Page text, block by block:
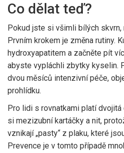
Co dělat teď?
Pokud jste si všimli bílých skvrn,
Prvním krokem je změna rutiny.
hydroxyapatitem a začněte pít
abyste vypláchli zbytky kyselin.
dvou měsíců intenzivní péče,
prohlídku.
Pro lidi s rovnatkami platí
si mezizubní kartáčky a nit,
vznikají „pasty“ z plaku, které
Prevence je v tomto případě